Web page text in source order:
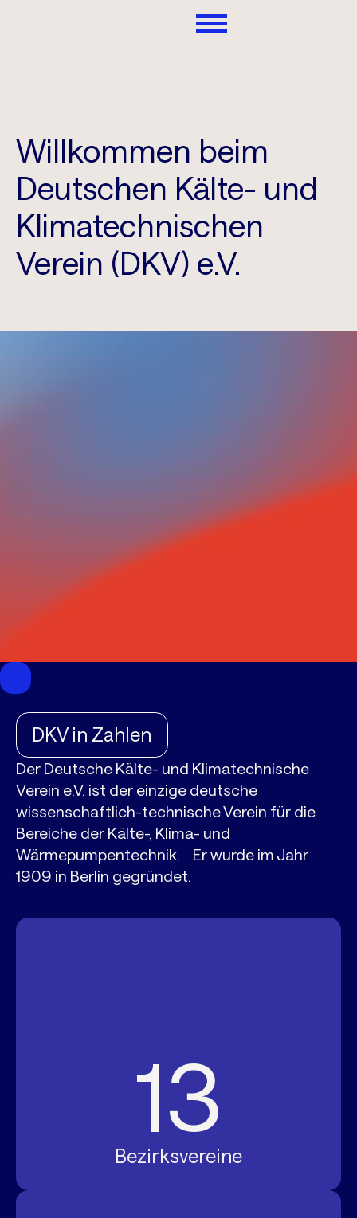
Willkommen beim
Deutschen Kälte- und
Klimatechnischen
Verein (DKV) e.V.
DKV in Zahlen
Der Deutsche Kälte- und Klimatechnische
Verein e.V. ist der einzige deutsche
wissenschaftlich-technische Verein für die
Bereiche der Kälte-, Klima- und
Wärmepumpentechnik. Er wurde im Jahr
1909 in Berlin gegründet.
13
Bezirksvereine